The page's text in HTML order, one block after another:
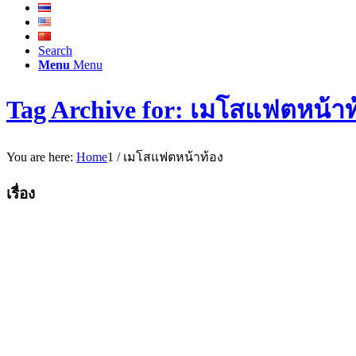
Search
Menu Menu
Tag Archive for: เมโสแฟตหน้า
You are here: Home1 / เมโสแฟตหน้าท้อง
เรื่อง